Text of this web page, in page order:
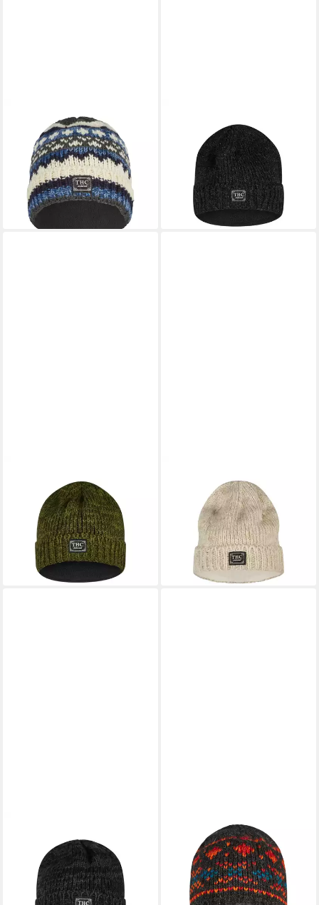
THC NATURAL LINE
Strickmütze THC Schafwoll
Rollcap 816 (1 Stück, 1-St., 1
Stück) Innenfutter: Fleece
29,90 €
lieferbar - in 3-4 Werktagen bei dir
Strickmütze THC Schafwoll
Rollcap 509 anthrazit (1
Stück, 1-St., 1 Stück)
Innenfutter: Fleece
29,90 €
lieferbar - in 3-4 Werktagen bei dir
Strickmütze THC Schafwoll
Rollcap 720 grün (1 Stück, 1-
St., 1 Stück) Innenfutter:
Fleece
29,90 €
lieferbar - in 3-4 Werktagen bei dir
Strickmütze THC Schafwoll
Rollcap 713 weiß (1 Stück, 1-
St., 1 Stück) Innenfutter:
Fleece
29,90 €
lieferbar - in 3-4 Werktagen bei dir
Strickmütze THC Schafwoll
Rollcap 809 anthrazit (1
Stück, 1-St., 1 Stück)
Innenfutter: Fleece
THC NATURAL LINE
Strickmütze THC Schafwoll
Rollcap 819 (1 Stück, 1-St., 1
Stück) Innenfutter: Fleece
29,90 €